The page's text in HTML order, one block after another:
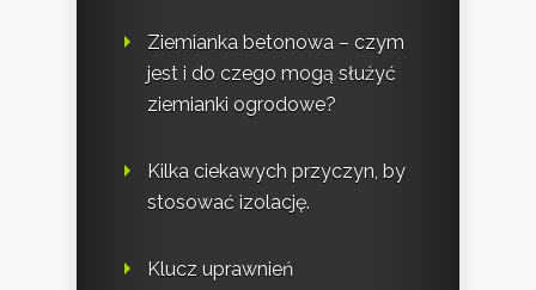
Ziemianka betonowa – czym
jest i do czego mogą służyć
ziemianki ogrodowe?
Kilka ciekawych przyczyn, by
stosować izolację.
Klucz uprawnień